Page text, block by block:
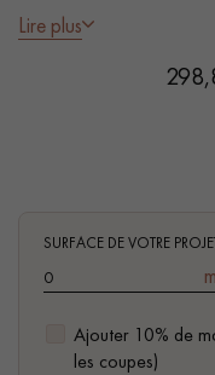
VOUS
Nos experts sont à
pas dans le
Un expert
- Aspect bois brut, Vernis
- Légèrement brossé,
Lire plus
SURFACE DE VOTRE
Ajouter 10% de
les coupes)